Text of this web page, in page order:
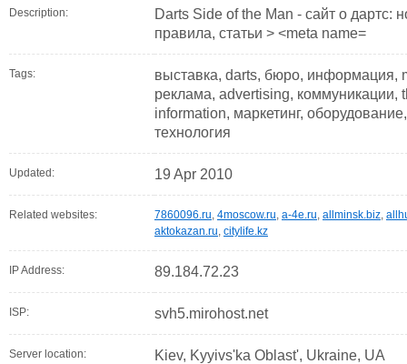
Description:
Darts Side of the Man - сайт о дартс:
правила, статьи > <meta name=
Tags:
выставка, darts, бюро, информация,
реклама, advertising, коммуникации,
information, маркетинг,
технология
Updated: 19 Apr 2010
Related websites: 7860096.ru, 4moscow.ru, a-4e.ru, allminsk.biz,
aktokazan.ru, citylife.kz
IP Address: 89.184.72.23
ISP: svh5.mirohost.net
Server location: Kiev, Kyyivs'ka Oblast', Ukraine, UA